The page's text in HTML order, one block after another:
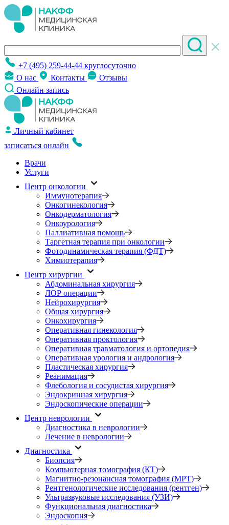
+7 (495) 259-44-44 круглосуточно
О нас
Контакты
Отзывы
Онлайн запись
Личный кабинет
записаться онлайн
Врачи
Услуги
Центр онкологии
Иммунотерапия
Онкогинекология
Онкодерматология
Онкоурология
Паллиативная помощь
Таргетная терапия при онкологии
Фотодинамическая терапия (ФДТ)
Химиотерапия
Центр хирургии
Абдоминальная хирургия
ЛОР операции
Нейрохирургия
Общая хирургия
Онкохирургия
Оперативная гинекология
Оперативная проктология
Оперативная травматология и ортопедия
Оперативная урология и андрология
Пластическая хирургия
Реанимация
Флебология и сосудистая хирургия
Эндокринная хирургия
Эндоскопические операции
Центр неврологии
Диагностика в неврологии
Лечение в неврологии
Диагностика
Биопсия
Компьютерная томография (КТ)
Магнитно-резонансная томография (МРТ)
Рентгенологические исследования (рентген)
Ультразвуковые исследования (УЗИ)
Функциональная диагностика
Эндоскопия